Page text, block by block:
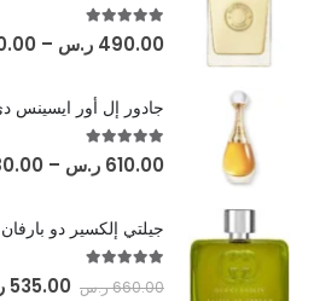
5.00
out of 5
490.00 ر.س –
جادور إل أور ايسينس
5.00
out of 5
610.00 ر.س –
جيلتي إلكسير دو
660.00ر.س 535.00